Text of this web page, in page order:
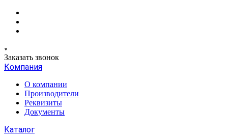
Заказать звонок
Компания
О компании
Производители
Реквизиты
Документы
Каталог